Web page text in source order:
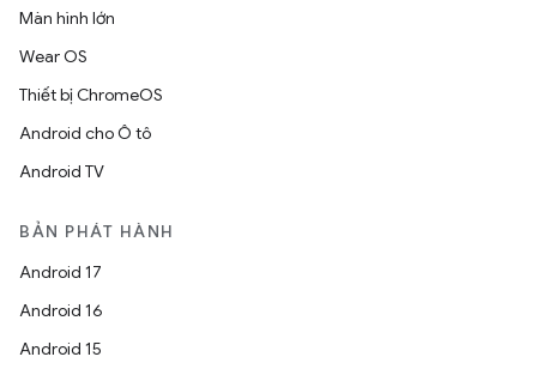
Màn hình lớn
Wear OS
Thiết bị ChromeOS
Android cho Ô tô
Android TV
BẢN PHÁT HÀNH
Android 17
Android 16
Android 15